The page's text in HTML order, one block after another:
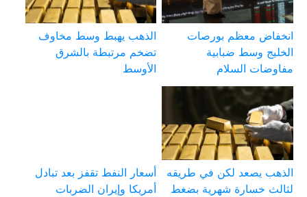
انخفاض معظم بورصات
الخليج وسط ضبابية
مفاوضات السلام
الذهب يهبط وسط مخاوف
تضخم مرتبطة بالشرق
الأوسط
الذهب يصعد لكن في طريقه
لثالث خسارة شهرية بضغط
أسعار النفط تقفز بعد تبادل
أمريكا وإيران الضربات